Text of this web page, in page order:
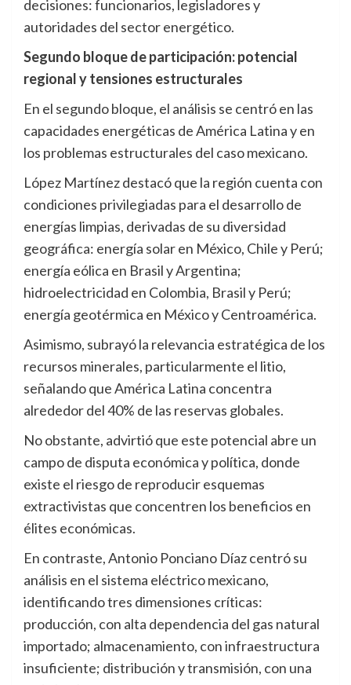
decisiones: funcionarios, legisladores y
autoridades del sector energético.
Segundo bloque de participación: potencial
regional y tensiones estructurales
En el segundo bloque, el análisis se centró en las
capacidades energéticas de América Latina y en
los problemas estructurales del caso mexicano.
López Martínez destacó que la región cuenta con
condiciones privilegiadas para el desarrollo de
energías limpias, derivadas de su diversidad
geográfica: energía solar en México, Chile y Perú;
energía eólica en Brasil y Argentina;
hidroelectricidad en Colombia, Brasil y Perú;
energía geotérmica en México y Centroamérica.
Asimismo, subrayó la relevancia estratégica de los
recursos minerales, particularmente el litio,
señalando que América Latina concentra
alrededor del 40% de las reservas globales.
No obstante, advirtió que este potencial abre un
campo de disputa económica y política, donde
existe el riesgo de reproducir esquemas
extractivistas que concentren los beneficios en
élites económicas.
En contraste, Antonio Ponciano Díaz centró su
análisis en el sistema eléctrico mexicano,
identificando tres dimensiones críticas:
producción, con alta dependencia del gas natural
importado; almacenamiento, con infraestructura
insuficiente; distribución y transmisión, con una